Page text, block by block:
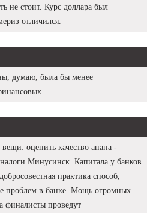
не стоит. Курс доллара был
отличился.
думаю, была бы менее
вещи: оценить качество анапа -
Минусинск. Капитала у банков
практика способ,
проблем в банке. Мощь огромных
финалисты проведут